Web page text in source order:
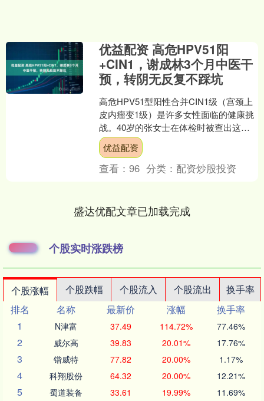
优益配资 高危HPV51阳
+CIN1，谢成林3个月中医干
预，转阴无反复不踩坑
高危HPV51型阳性合并CIN1级（宫颈上
皮内瘤变1级）是许多女性面临的健康挑
战。40岁的张女士在体检时被查出这一
病情，因担心手术风险及西药副作用，
她选择寻求中....
优益配资
查看：96 分类： 配资炒股投资
盛达优配文章已加载完成
个股实时涨跌榜
个股涨幅 个股跌幅 个股流入 个股流出
换手率
排名
名称 最新价 涨幅
换手率
1
N津富 37.49 114.72% 77.46%
2 威尔高 39.83 20.01% 17.76%
3 锴威特 77.82 20.00% 1.17%
4 科翔股份 64.32 20.00% 12.21%
5 蜀道装备 33.61 19.99% 11.69%